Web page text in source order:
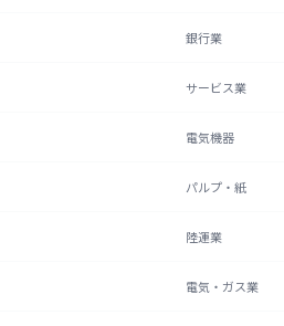
銀行業
サービス業
電気機器
パルプ・紙
陸運業
電気・ガス業